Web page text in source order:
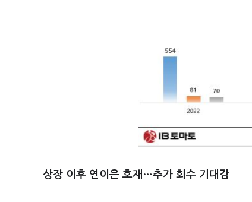
상장 이후 연이은 호재…추가 회수 기대감